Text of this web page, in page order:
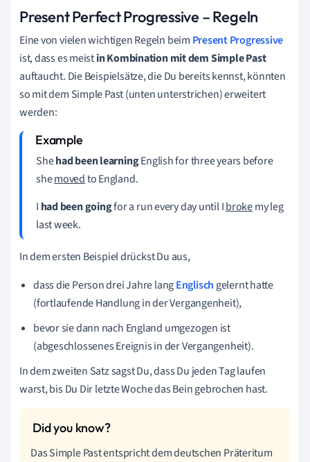
Present Perfect Progressive – Regeln
Eine von vielen wichtigen Regeln beim Present Progressive
ist, dass es meistin Kombination mit dem Simple Past
auftaucht. Die Beispielsätze, die Du bereits kennst, könnten
so mit dem Simple Past (unten unterstrichen) erweitert
werden:
Shehad been learningEnglish for three years before
shemovedto England.
I had been goingfor a run every day until Ibrokemy leg
last week.
In dem ersten Beispiel drückst Du aus,
dass die Person drei Jahre langEnglisch gelernt hatte
(fortlaufende Handlung in der Vergangenheit),
bevor sie dann nach England umgezogen ist
(abgeschlossenes Ereignis in der Vergangenheit).
In dem zweiten Satz sagst Du, dass Du jeden Tag laufen
warst, bis Du Dir letzte Woche das Bein gebrochen hast.
Das Simple Past entspricht dem deutschen Präteritum